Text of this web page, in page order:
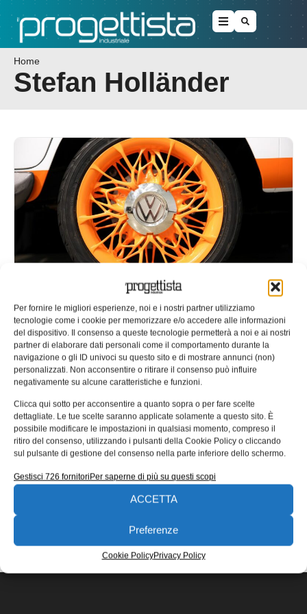
Per fornire le migliori esperienze, noi e i nostri partner utilizziamo
tecnologie come i cookie per memorizzare e/o accedere alle informazioni
del dispositivo. Il consenso a queste tecnologie permetterà a noi e ai nostri
partner di elaborare dati personali come il comportamento durante la
navigazione o gli ID univoci su questo sito e di mostrare annunci (non)
personalizzati. Non acconsentire o ritirare il consenso può influire
negativamente su alcune caratteristiche e funzioni.
Clicca qui sotto per acconsentire a quanto sopra o per fare scelte
dettagliate. Le tue scelte saranno applicate solamente a questo sito. È
possibile modificare le impostazioni in qualsiasi momento, compreso il
ritiro del consenso, utilizzando i pulsanti della Cookie Policy o cliccando
sul pulsante di gestione del consenso nella parte inferiore dello schermo.
Gestisci 726 fornitoriPer saperne di più su questi scopi
ACCETTA
Preferenze
Cookie PolicyPrivacy Policy
Home
Stefan Holländer
Come la stampa 3D sta cambiando
l’industria automobilistica
Riceviamo e pubblichiamo un contributo di Stefan
Holländer, Managing Director EMEA di Formlabs, sui
cambiamenti introdotti dalla stampa 3D nell’industria
Stefan Holländer 08/09/2020
EDICOLA WEB